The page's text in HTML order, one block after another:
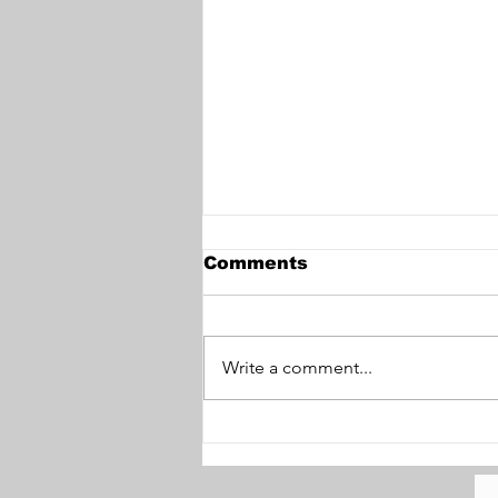
Comments
Write a comment...